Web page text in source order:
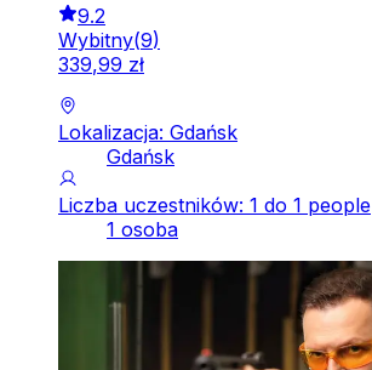
9.2
Wybitny(9)
339,99 zł
Lokalizacja: Gdańsk
Gdańsk
Liczba uczestników: 1 do 1 people
1 osoba